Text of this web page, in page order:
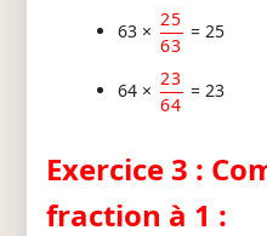
63 ×
25
63
= 25
64 ×
23
64
= 23
Exercice 3 :
fraction à 1 :